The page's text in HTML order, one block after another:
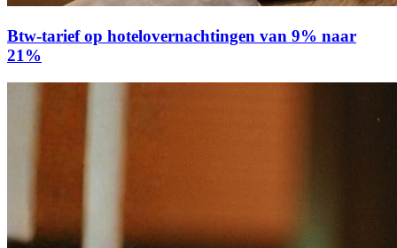
Btw-tarief op hotelovernachtingen van 9% naar
21%